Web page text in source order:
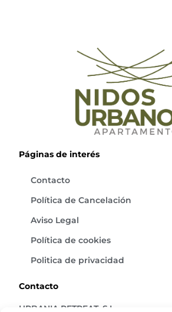
Páginas de interés
Contacto
Política de Cancelación
Aviso Legal
Política de cookies
Politica de privacidad
Contacto
URBANIA RETREAT, S.L.